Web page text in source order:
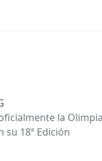
la
su 18ª Edición